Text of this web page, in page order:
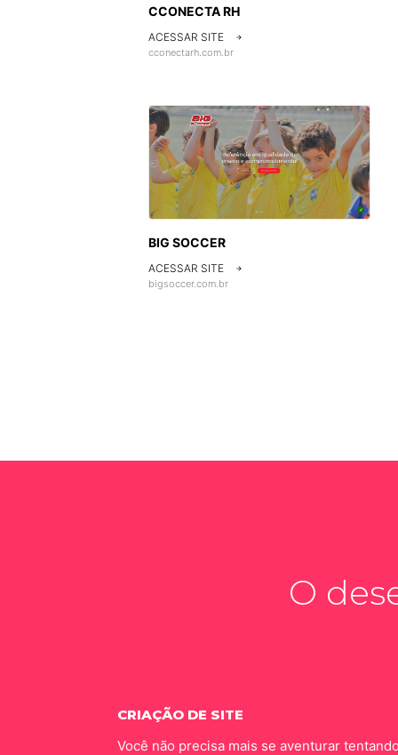
CCONECTA RH
ACESSAR SITE 
cconectarh.com.br
BIG SOCCER
ACESSAR SITE 
bigsoccer.com.br
O
CRIAÇÃO DE SITE
Você não precisa mais se aventurar